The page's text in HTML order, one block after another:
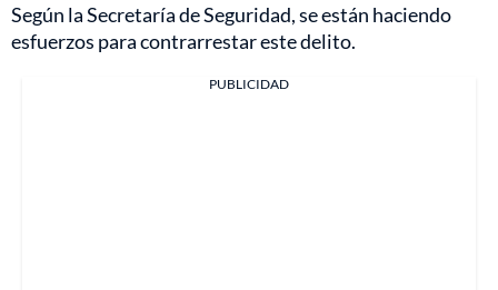
Según la Secretaría de Seguridad, se están haciendo
esfuerzos para contrarrestar este delito.
PUBLICIDAD